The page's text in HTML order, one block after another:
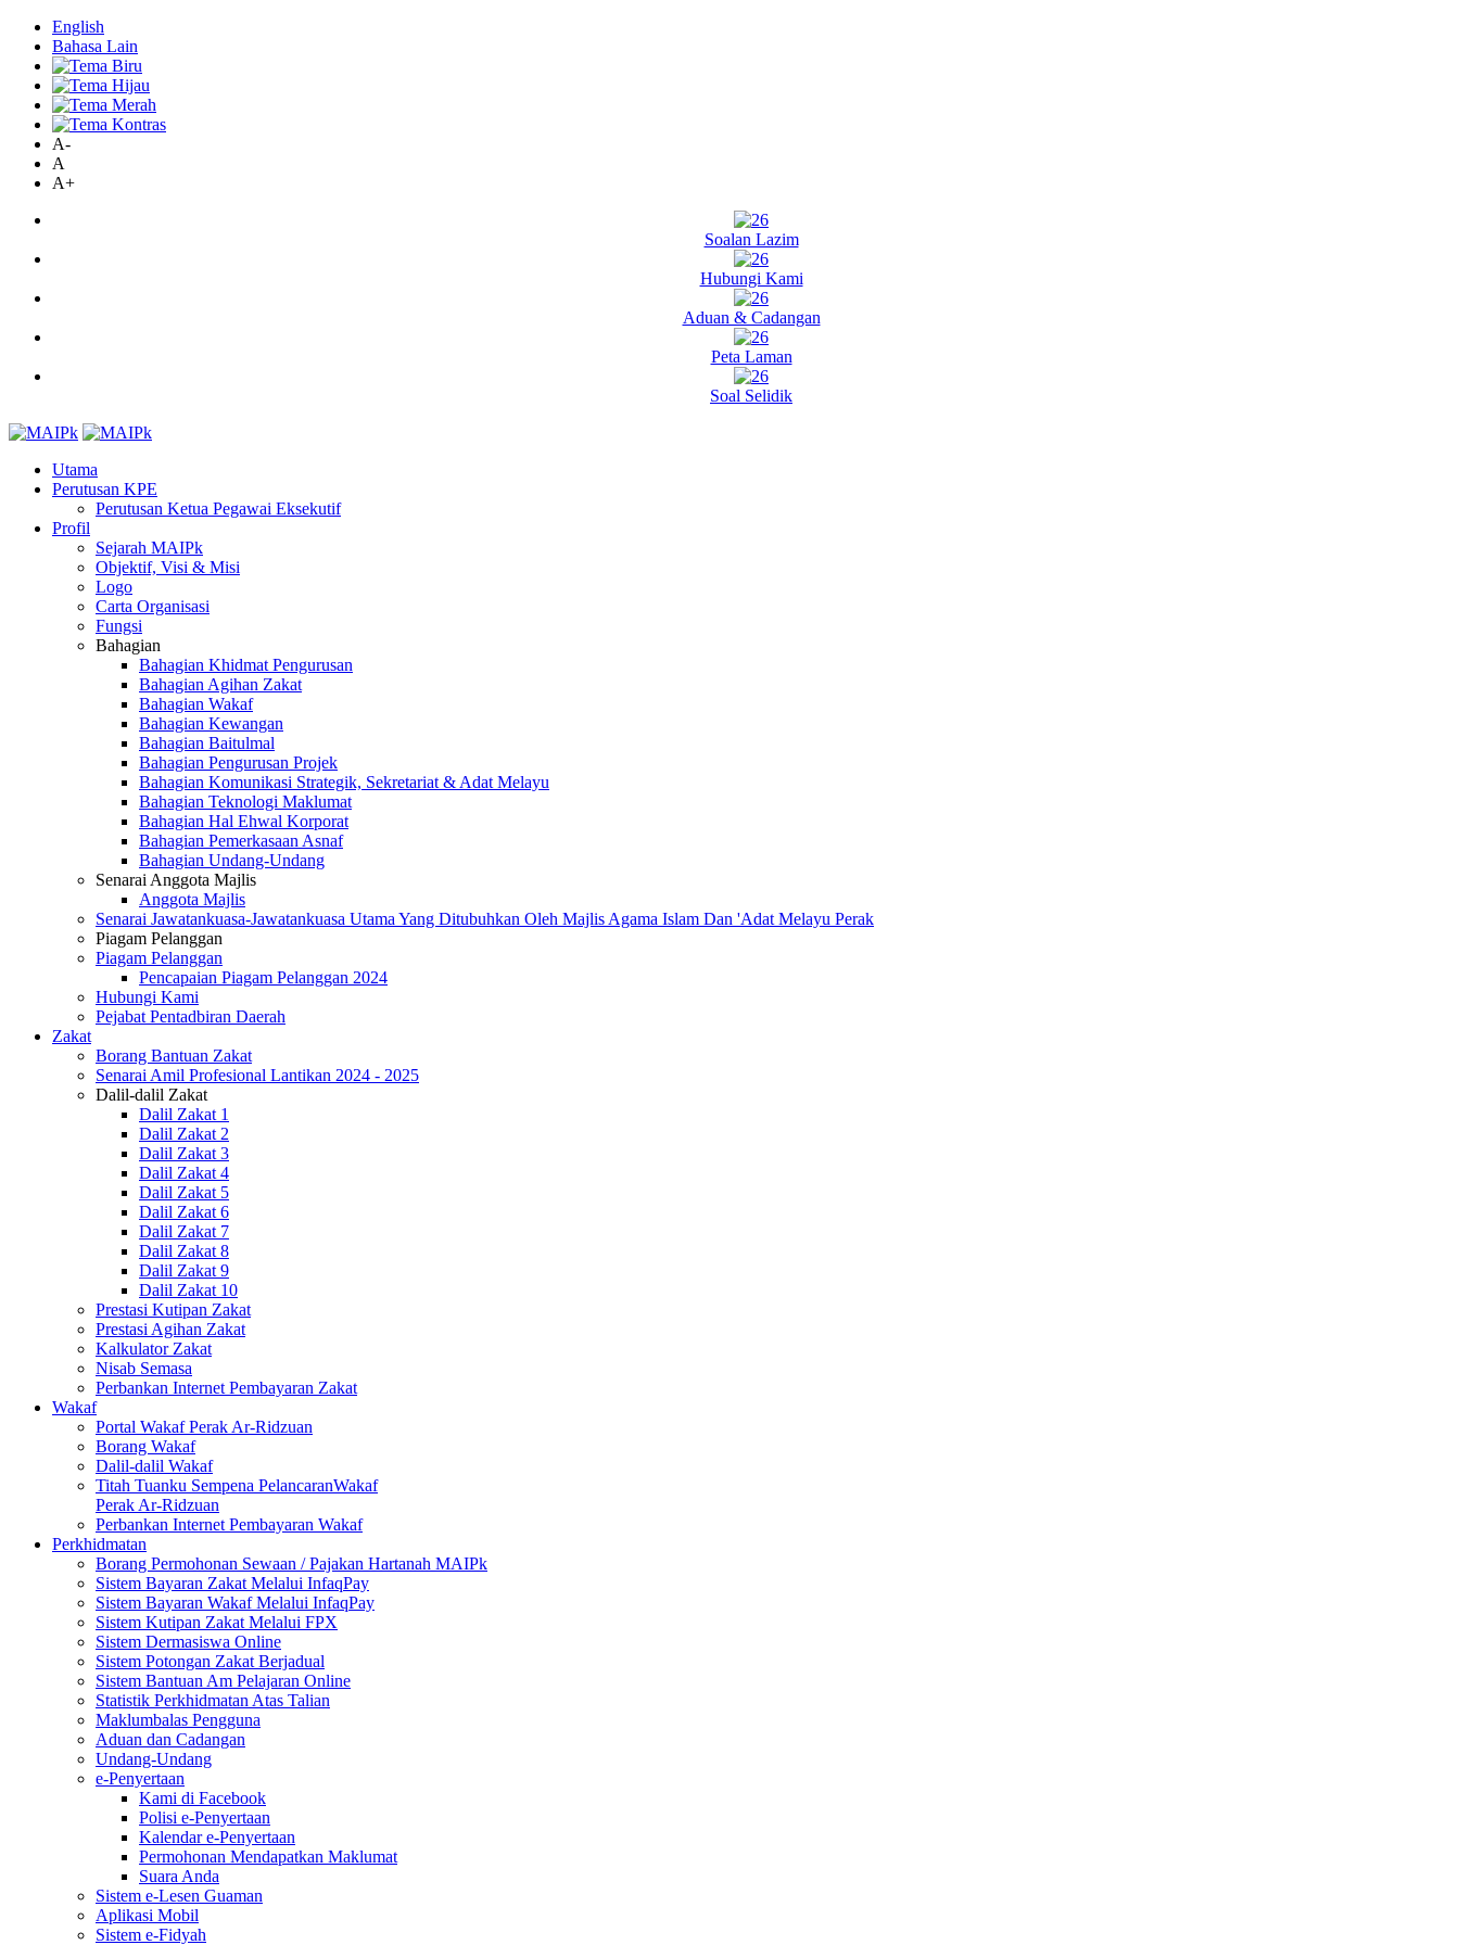
English
Bahasa Lain
A-
A
A+
Soalan Lazim
Hubungi Kami
Aduan & Cadangan
Peta Laman
Soal Selidik
Utama
Perutusan KPE
Perutusan Ketua Pegawai Eksekutif
Profil
Sejarah MAIPk
Objektif, Visi & Misi
Logo
Carta Organisasi
Fungsi
Bahagian
Bahagian Khidmat Pengurusan
Bahagian Agihan Zakat
Bahagian Wakaf
Bahagian Kewangan
Bahagian Baitulmal
Bahagian Pengurusan Projek
Bahagian Komunikasi Strategik, Sekretariat & Adat Melayu
Bahagian Teknologi Maklumat
Bahagian Hal Ehwal Korporat
Bahagian Pemerkasaan Asnaf
Bahagian Undang-Undang
Senarai Anggota Majlis
Anggota Majlis
Senarai Jawatankuasa-Jawatankuasa Utama Yang Ditubuhkan Oleh Majlis Agama Islam Dan 'Adat Melayu Perak
Piagam Pelanggan
Piagam Pelanggan
Pencapaian Piagam Pelanggan 2024
Hubungi Kami
Pejabat Pentadbiran Daerah
Zakat
Borang Bantuan Zakat
Senarai Amil Profesional Lantikan 2024 - 2025
Dalil-dalil Zakat
Dalil Zakat 1
Dalil Zakat 2
Dalil Zakat 3
Dalil Zakat 4
Dalil Zakat 5
Dalil Zakat 6
Dalil Zakat 7
Dalil Zakat 8
Dalil Zakat 9
Dalil Zakat 10
Prestasi Kutipan Zakat
Prestasi Agihan Zakat
Kalkulator Zakat
Nisab Semasa
Perbankan Internet Pembayaran Zakat
Wakaf
Portal Wakaf Perak Ar-Ridzuan
Borang Wakaf
Dalil-dalil Wakaf
Titah Tuanku Sempena PelancaranWakaf
Perak Ar-Ridzuan
Perbankan Internet Pembayaran Wakaf
Perkhidmatan
Borang Permohonan Sewaan / Pajakan Hartanah MAIPk
Sistem Bayaran Zakat Melalui InfaqPay
Sistem Bayaran Wakaf Melalui InfaqPay
Sistem Kutipan Zakat Melalui FPX
Sistem Dermasiswa Online
Sistem Potongan Zakat Berjadual
Sistem Bantuan Am Pelajaran Online
Statistik Perkhidmatan Atas Talian
Maklumbalas Pengguna
Aduan dan Cadangan
Undang-Undang
e-Penyertaan
Kami di Facebook
Polisi e-Penyertaan
Kalendar e-Penyertaan
Permohonan Mendapatkan Maklumat
Suara Anda
Sistem e-Lesen Guaman
Aplikasi Mobil
Sistem e-Fidyah